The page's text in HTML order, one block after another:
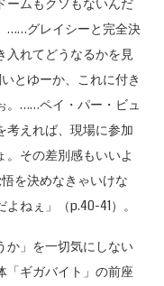
……グレイシーと完全決
入れてどうなるかを見
とゆーか、これに付き
。……ペイ・パー・ビュ
考えれば、現場に参加
その差別感もいいよ
を決めなきゃいけな
ねぇ」（p.40-41）。
か」を一切気にしない
「ギガバイト」の前座